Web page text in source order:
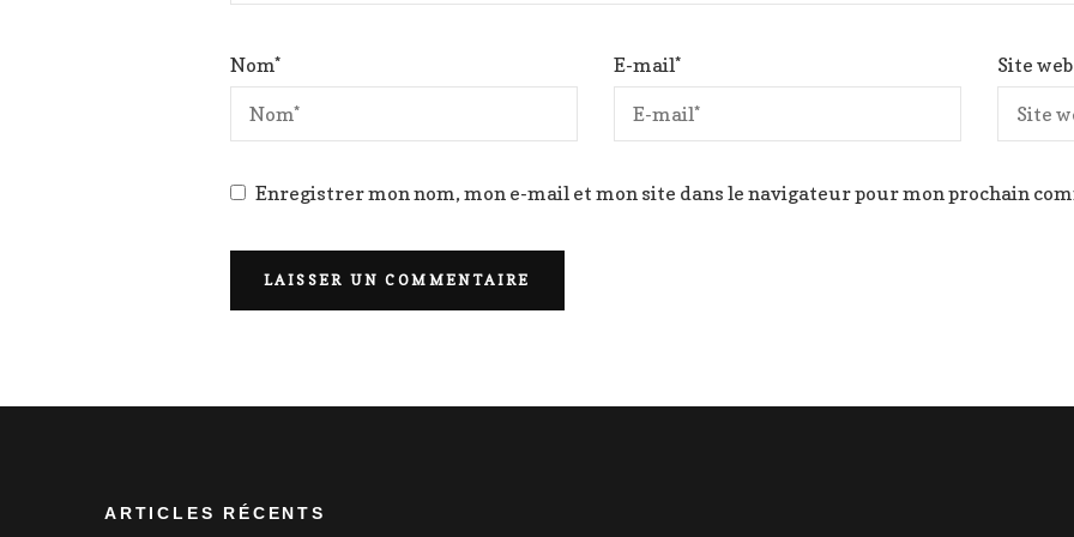
Nom* E-mail* Site web
Enregistrer mon nom, mon e-mail et mon site dans le navigateur pour mon prochain
ARTICLES RÉCENTS